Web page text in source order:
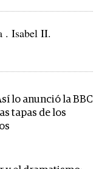
. Isabel II.
lo anunció la BBC
tapas de los